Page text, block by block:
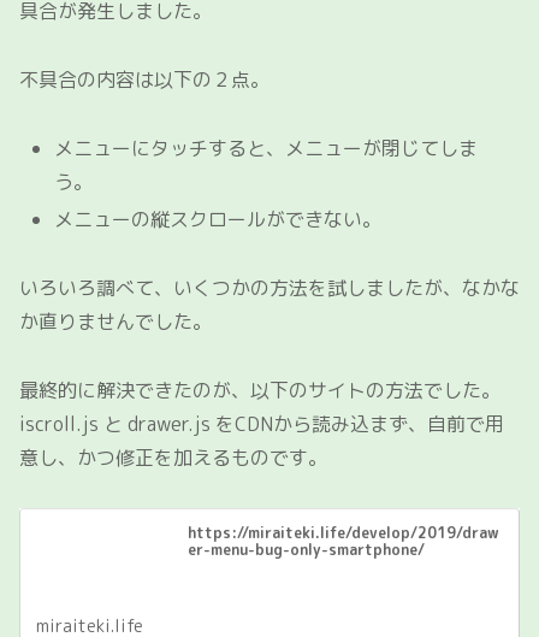
具合が発生しました。
不具合の内容は以下の２点。
メニューにタッチすると、メニューが閉じてしま
う。
メニューの縦スクロールができない。
いろいろ調べて、いくつかの方法を試しましたが、なかな
か直りませんでした。
最終的に解決できたのが、以下のサイトの方法でした。
iscroll.js と drawer.js をCDNから読み込まず、自前で用
意し、かつ修正を加えるものです。
https://miraiteki.life/develop/2019/draw
er-menu-bug-only-smartphone/
miraiteki.life